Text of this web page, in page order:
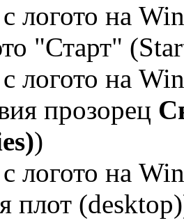
логото на
"Старт"
логото на
прозорец
)
логото на
плот